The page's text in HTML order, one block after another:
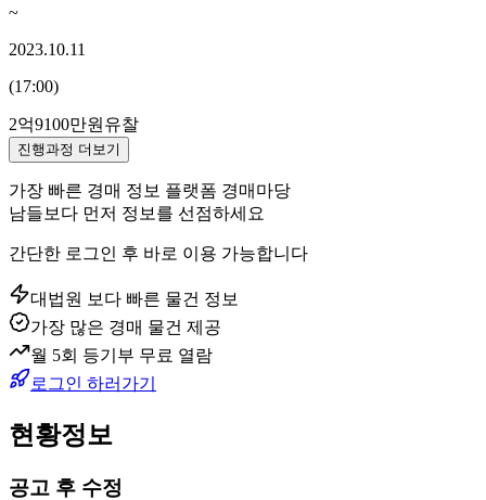
~
2023.10.11
(17:00)
2억9100만원 유찰
진행과정 더보기
가장 빠른 경매 정보 플랫폼 경매마당
남들보다 먼저 정보를 선점하세요
간단한 로그인 후 바로 이용 가능합니다
대법원 보다 빠른 물건 정보
가장 많은 경매 물건 제공
월 5회 등기부 무료 열람
로그인 하러가기
현황정보
공고 후 수정